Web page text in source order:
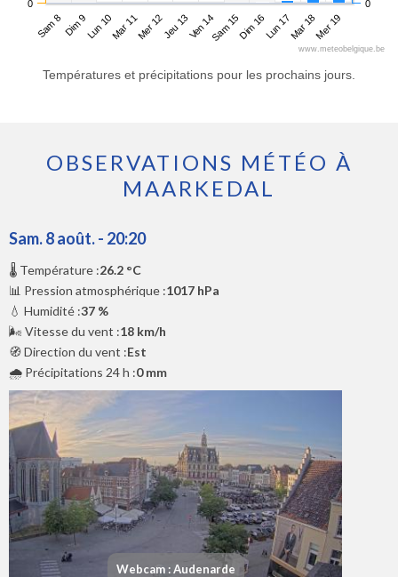
Sam 8Dim 9Lun 10Mar 11Mer 12Jeu 13Ven 14Sam 15Dim 16Lun 17Mar 18Mer 19
0 0
www.meteobelgique.be
Températures et précipitations pour les prochains jours.
OBSERVATIONS MÉTÉO À
MAARKEDAL
Sam. 8 août. - 20:20
🌡️ Température :26.2 °C
📊 Pression atmosphérique :1017 hPa
💧 Humidité :37 %
🌬️ Vitesse du vent :18 km/h
🧭 Direction du vent :Est
🌧️ Précipitations 24 h :0 mm
Webcam : Audenarde